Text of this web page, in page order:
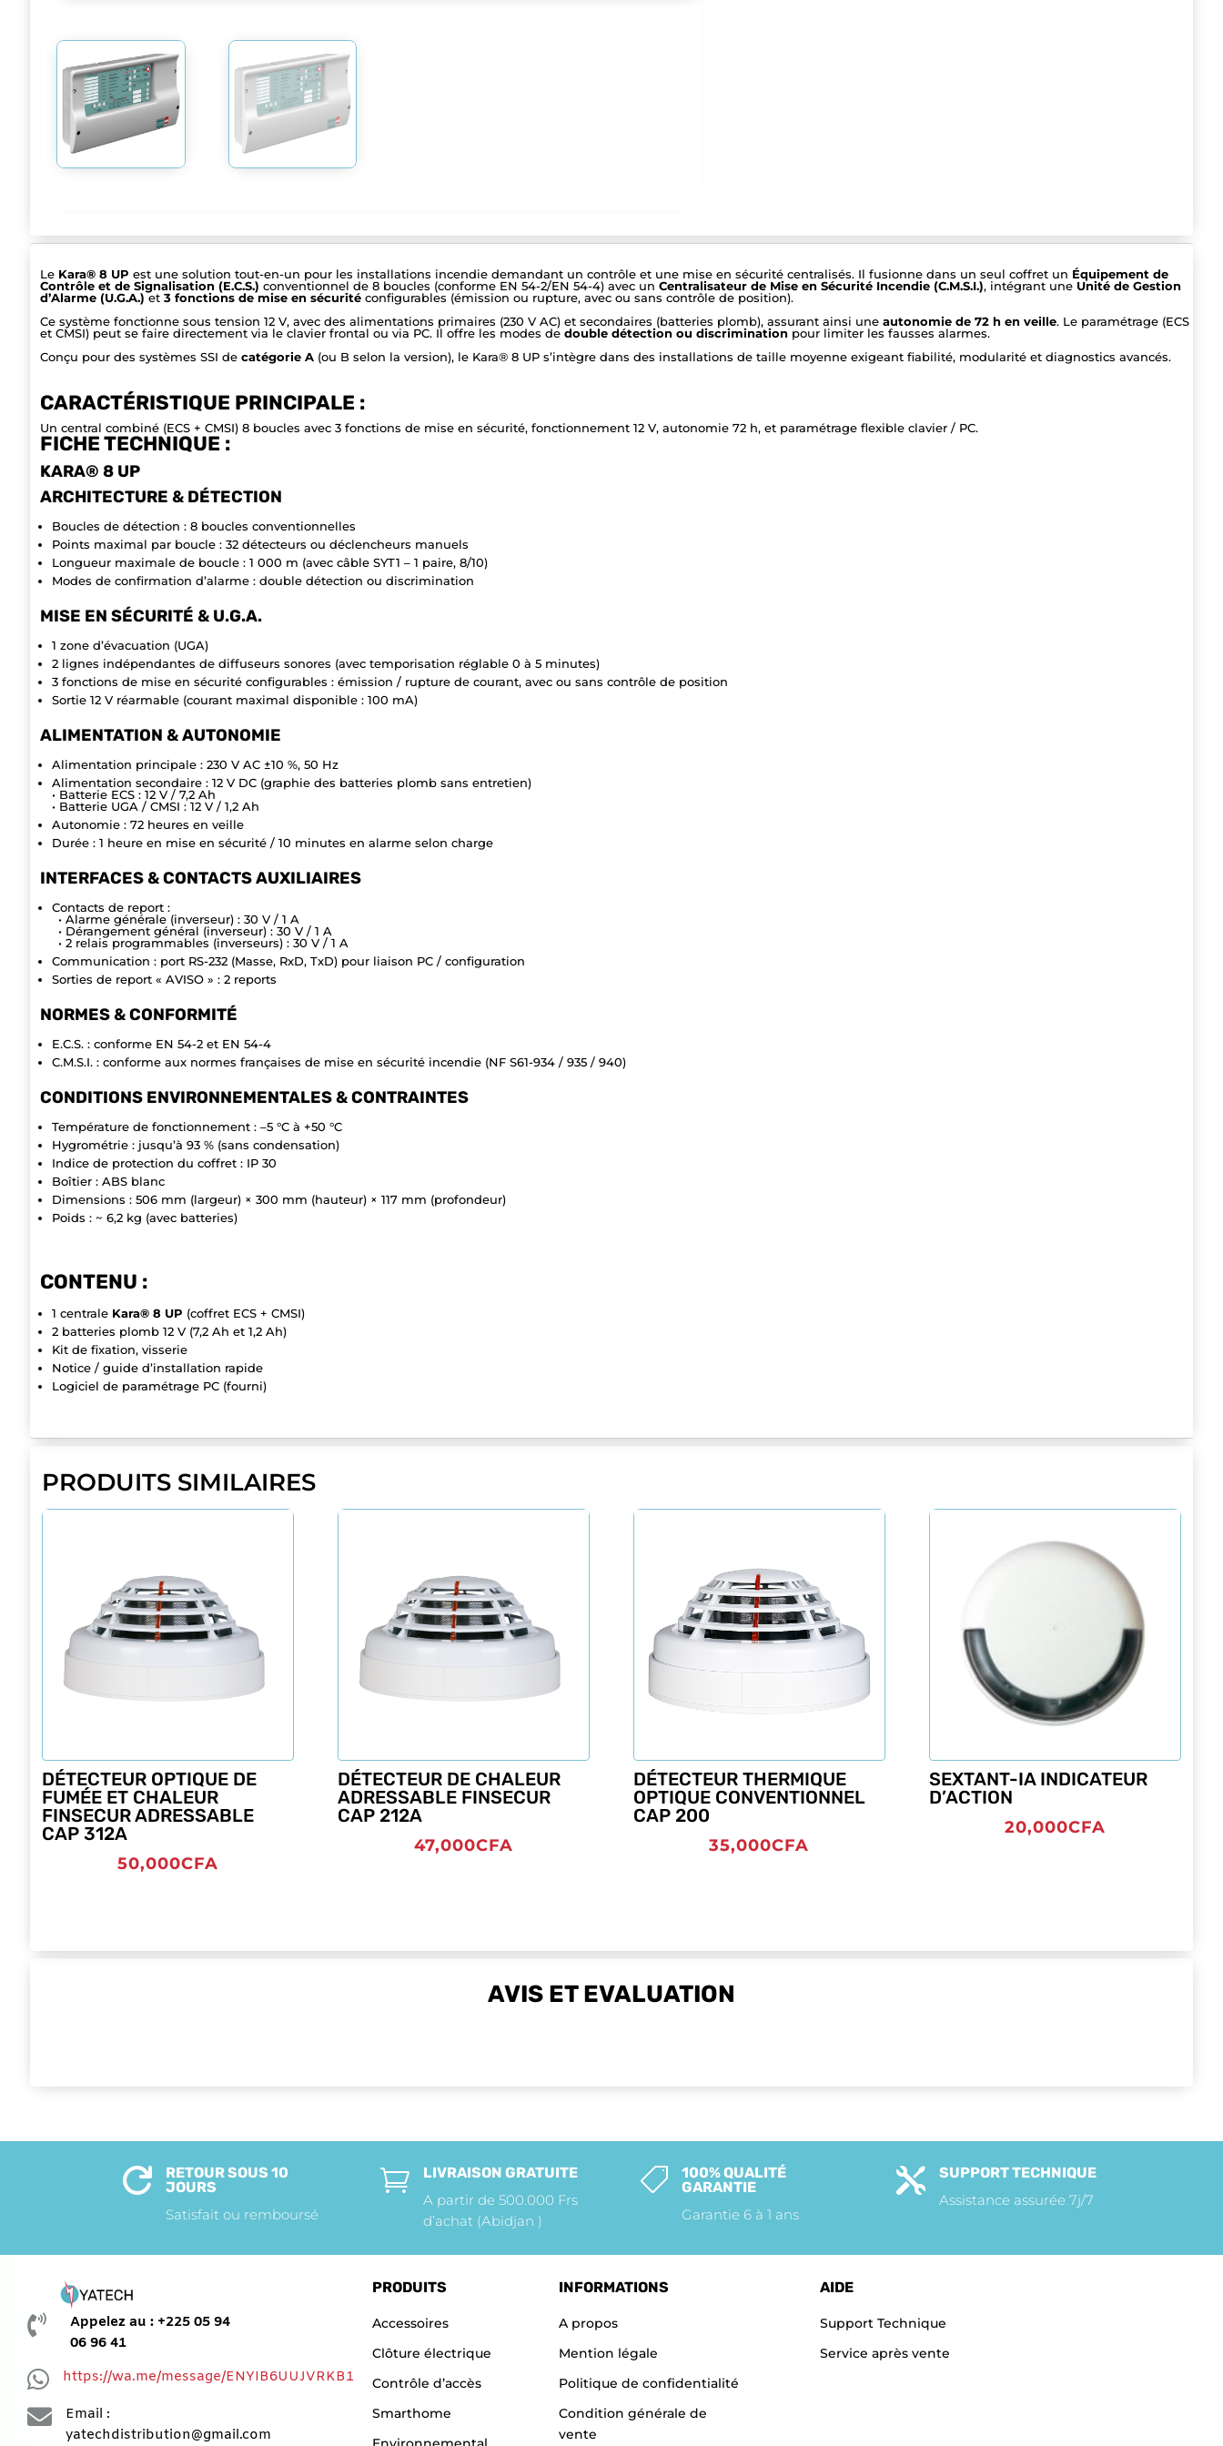
Le Kara® 8 UP est une solution tout-en-un pour les installations incendie demandant un contrôle et une mise en sécurité centralisés. Il fusionne dans un seul coffret un Équipement de
Contrôle et de Signalisation (E.C.S.) conventionnel de 8 boucles (conforme EN 54-2/EN 54-4) avec un Centralisateur de Mise en Sécurité Incendie (C.M.S.I.), intégrant une Unité de Gestion
d’Alarme (U.G.A.)et 3 fonctions de mise en sécurité configurables (émission ou rupture, avec ou sans contrôle de position).
Ce système fonctionne sous tension 12 V, avec des alimentations primaires (230 V AC) et secondaires (batteries plomb), assurant ainsi une autonomie de 72 h en veille. Le paramétrage (ECS
et CMSI) peut se faire directement via le clavier frontal ou via PC. Il offre les modes de double détection ou discrimination pour limiter les fausses alarmes.
Conçu pour des systèmes SSI de catégorie A (ou B selon la version), le Kara® 8 UP s’intègre dans des installations de taille moyenne exigeant fiabilité, modularité et diagnostics avancés.
CARACTÉRISTIQUE PRINCIPALE :
Un central combiné (ECS + CMSI) 8 boucles avec 3 fonctions de mise en sécurité, fonctionnement 12 V, autonomie 72 h, et paramétrage flexible clavier / PC.
FICHE TECHNIQUE :
KARA® 8 UP
ARCHITECTURE & DÉTECTION
Boucles de détection : 8 boucles conventionnelles
Points maximal par boucle : 32 détecteurs ou déclencheurs manuels
Longueur maximale de boucle : 1 000 m (avec câble SYT1 – 1 paire, 8/10)
Modes de confirmation d’alarme : double détection ou discrimination
MISE EN SÉCURITÉ & U.G.A.
1 zone d’évacuation (UGA)
2 lignes indépendantes de diffuseurs sonores (avec temporisation réglable 0 à 5 minutes)
3 fonctions de mise en sécurité configurables : émission / rupture de courant, avec ou sans contrôle de position
Sortie 12 V réarmable (courant maximal disponible : 100 mA)
ALIMENTATION & AUTONOMIE
Alimentation principale : 230 V AC ±10 %, 50 Hz
Alimentation secondaire : 12 V DC (graphie des batteries plomb sans entretien)
• Batterie ECS : 12 V / 7,2 Ah
• Batterie UGA / CMSI : 12 V / 1,2 Ah
Autonomie : 72 heures en veille
Durée : 1 heure en mise en sécurité / 10 minutes en alarme selon charge
INTERFACES & CONTACTS AUXILIAIRES
Contacts de report :
• Alarme générale (inverseur) : 30 V / 1 A
• Dérangement général (inverseur) : 30 V / 1 A
• 2 relais programmables (inverseurs) : 30 V / 1 A
Communication : port RS-232 (Masse, RxD, TxD) pour liaison PC / configuration
Sorties de report « AVISO » : 2 reports
NORMES & CONFORMITÉ
E.C.S. : conforme EN 54-2 et EN 54-4
C.M.S.I. : conforme aux normes françaises de mise en sécurité incendie (NF S61-934 / 935 / 940)
CONDITIONS ENVIRONNEMENTALES & CONTRAINTES
Température de fonctionnement : –5 °C à +50 °C
Hygrométrie : jusqu’à 93 % (sans condensation)
Indice de protection du coffret : IP 30
Boîtier : ABS blanc
Dimensions : 506 mm (largeur) × 300 mm (hauteur) × 117 mm (profondeur)
Poids : ~ 6,2 kg (avec batteries)
CONTENU :
1 centrale Kara® 8 UP (coffret ECS + CMSI)
2 batteries plomb 12 V (7,2 Ah et 1,2 Ah)
Kit de fixation, visserie
Notice / guide d’installation rapide
Logiciel de paramétrage PC (fourni)
PRODUITS SIMILAIRES
DÉTECTEUR OPTIQUE DE
FUMÉE ET CHALEUR
FINSECUR ADRESSABLE
CAP 312A
50,000CFA
DÉTECTEUR DE CHALEUR
ADRESSABLE FINSECUR
CAP 212A
47,000CFA
DÉTECTEUR THERMIQUE
OPTIQUE CONVENTIONNEL
CAP 200
35,000CFA
SEXTANT-IA INDICATEUR
D’ACTION
20,000CFA
AVIS ET EVALUATION

RETOUR SOUS 10
JOURS
Satisfait ou remboursé

LIVRAISON GRATUITE
A partir de 500.000 Frs
d’achat (Abidjan )

100% QUALITÉ
GARANTIE
Garantie 6 à 1 ans

SUPPORT TECHNIQUE
Assistance assurée 7j/7

Appelez au : +225 05 94
06 96 41
 https://wa.me/message/ENYIB6UUJVRKB1

Email :
yatechdistribution@gmail.com
PRODUITS
Accessoires
Clôture électrique
Contrôle d’accès
Smarthome
INFORMATIONS
A propos
Mention légale
Politique de confidentialité
Condition générale de
vente
AIDE
Support Technique
Service après vente